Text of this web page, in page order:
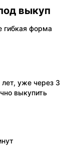
выкуп
гибкая форма
уже через 3
выкупить